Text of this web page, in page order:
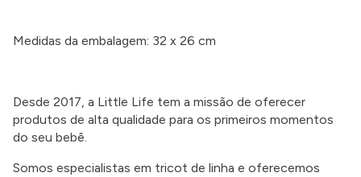
Medidas da embalagem: 32 x 26 cm
Desde 2017, a Little Life tem a missão de oferecer
produtos de alta qualidade para os primeiros momentos
do seu bebê.
Somos especialistas em tricot de linha e oferecemos